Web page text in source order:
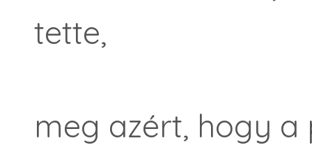
tette,
meg azért, hogy a